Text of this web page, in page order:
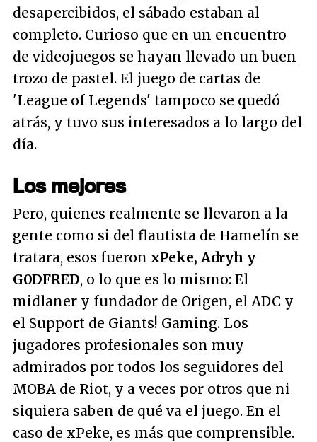
desapercibidos, el sábado estaban al
completo. Curioso que en un encuentro
de videojuegos se hayan llevado un buen
trozo de pastel. El juego de cartas de
'League of Legends' tampoco se quedó
atrás, y tuvo sus interesados a lo largo del
día.
Los mejores
Pero, quienes realmente se llevaron a la
gente como si del flautista de Hamelín se
tratara, esos fueron xPeke, Adryh y
G0DFRED, o lo que es lo mismo: El
midlaner y fundador de Origen, el ADC y
el Support de Giants! Gaming. Los
jugadores profesionales son muy
admirados por todos los seguidores del
MOBA de Riot, y a veces por otros que ni
siquiera saben de qué va el juego. En el
caso de xPeke, es más que comprensible.